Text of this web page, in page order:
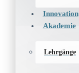
Innovation
Akademie
Lehrgänge